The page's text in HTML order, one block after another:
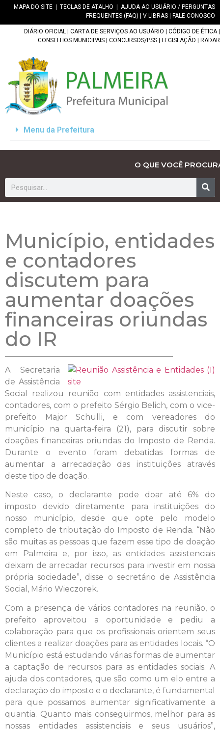
MAPA DO SITE TECLAS DE ATALHO
AJUDA AO USUÁRIO / PERGUNTAS
FREQUENTES (FAQ)
V-LIBRAS FALE CONOSCO
DIÁRIO OFICIAL CARTA DE SERVIÇOS AO USUÁRIO CÓDIGO DE ÉTICA|
CONSELHOS MUNICIPAIS
CONCURSOS/PSS LEGISLAÇÃO RADAR
Menu da Prefeitura
O QUE VOCÊ
Município, entidades
e contadores
discutem para
aumentar doações
financeiras oriundas
do IR
A Secretaria
de Assistência
Social realizou reunião com entidades assistenciais,
contadores, com o prefeito Sérgio Belich, com o vice-
prefeito Major Schulli, e com vereadores do
município na quarta-feira (21), para discutir sobre
doações financeiras oriundas do Imposto de Renda.
Durante o evento foram debatidas formas de
aumentar a arrecadação das instituições através
deste tipo de doação.
Neste caso, o declarante pode doar até 6% do
imposto devido diretamente para instituições do
nosso município, desde que opte pelo modelo
completo de tributação do Imposto de Renda. “Não
são muitas as pessoas que fazem esse tipo de doação
em Palmeira e, por isso, as entidades assistenciais
deixam de arrecadar recursos para investir em nossa
própria sociedade”, disse o secretário de Assistência
Social, Mário Wieczorek.
Com a presença de vários contadores na reunião, o
prefeito aproveitou a oportunidade e pediu a
colaboração para que os profissionais orientem seus
clientes a realizar doações para as entidades locais. “O
Município está estudando várias formas de aumentar
a captação de recursos para as entidades sociais. A
ajuda dos contadores, que são como um elo entre a
declaração do imposto e o declarante, é fundamental
para que possamos aumentar significativamente a
quantia. Quanto mais conseguirmos, melhor para as
nossas entidades assistenciais e seus usuários”,